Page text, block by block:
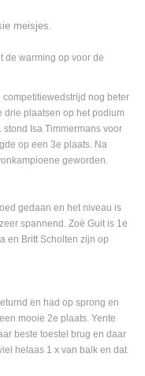
meisjes.
de warming op voor de
nog beter
drie plaatsen op het podium
Isa Timmermans voor
op een 3e plaats. Na
geworden.
gedaan en het niveau is
spannend. Zoë Guit is 1e
en Britt Scholten zijn op
en had op sprong en
mooie 2e plaats. Yente
beste toestel brug en daar
helaas 1 x van balk en dat